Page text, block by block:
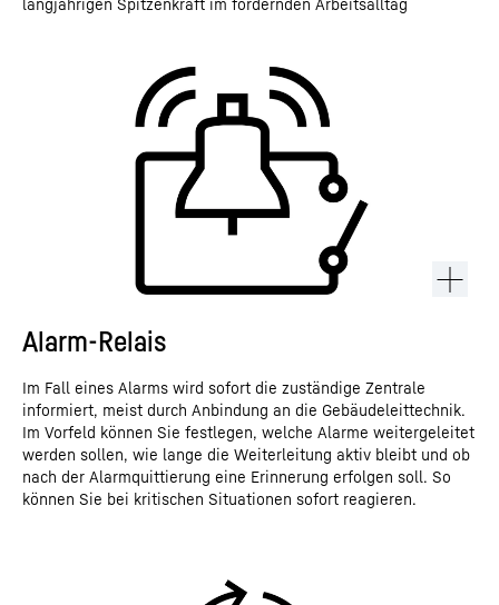
Alarm-Relais
Im Fall eines Alarms wird sofort die zuständige Zentrale
informiert, meist durch Anbindung an die Gebäudeleittechnik.
Im Vorfeld können Sie festlegen, welche Alarme weitergeleitet
werden sollen, wie lange die Weiterleitung aktiv bleibt und ob
nach der Alarmquittierung eine Erinnerung erfolgen soll. So
können Sie bei kritischen Situationen sofort reagieren.